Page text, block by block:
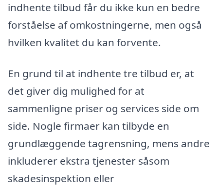
indhente tilbud får du ikke kun en bedre
forståelse af omkostningerne, men også
hvilken kvalitet du kan forvente.
En grund til at indhente tre tilbud er, at
det giver dig mulighed for at
sammenligne priser og services side om
side. Nogle firmaer kan tilbyde en
grundlæggende tagrensning, mens andre
inkluderer ekstra tjenester såsom
skadesinspektion eller